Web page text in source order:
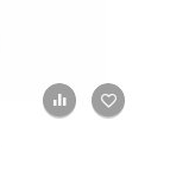
+ К